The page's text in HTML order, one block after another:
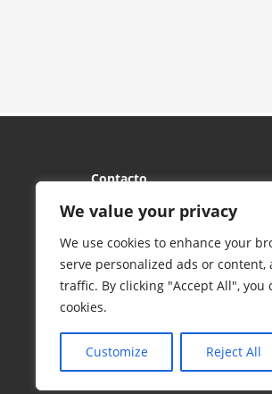
We value your privacy
We use cookies to enhance your
serve personalized ads or content,
traffic. By clicking "Accept All", you
cookies.
Customize Reject All
Contacto
C/ Santiago, 9 – 1ª planta - 47001
Abrir en Google Maps
Apartado de Correos 611 - 47080
Tel:983 39 50 36/983 39 08 63-
Email:
© 2017 FCYLBM Federación